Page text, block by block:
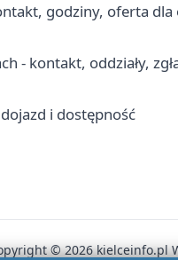
godziny, oferta
- kontakt, oddziały,
i dostępność
© 2026 kielceinfo.pl